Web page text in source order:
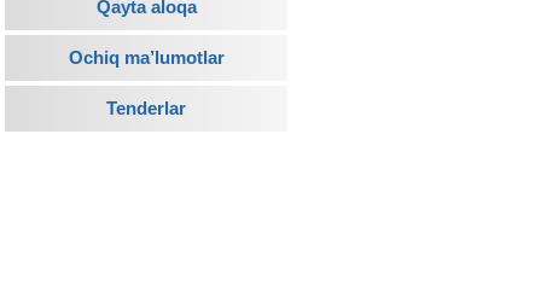
Qayta aloqa
Ochiq ma’lumotlar
Tenderlar